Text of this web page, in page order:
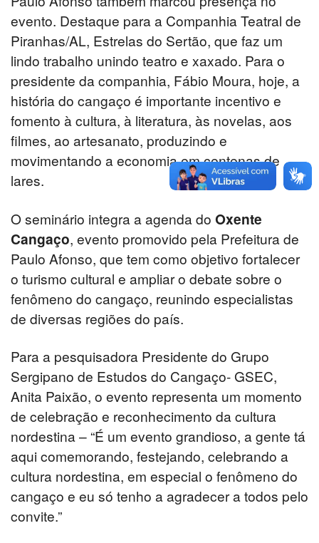
evento. Destaque para a Companhia Teatral de
Piranhas/AL, Estrelas do Sertão, que faz um
lindo trabalho unindo teatro e xaxado. Para o
presidente da companhia, Fábio Moura, hoje, a
história do cangaço é importante incentivo e
fomento à cultura, à literatura, às novelas, aos
filmes, ao artesanato, produzindo e
movimentando a economia em centenas de
lares.
O seminário integra a agenda do Oxente
Cangaço, evento promovido pela Prefeitura de
Paulo Afonso, que tem como objetivo fortalecer
o turismo cultural e ampliar o debate sobre o
fenômeno do cangaço, reunindo especialistas
de diversas regiões do país.
Para a pesquisadora Presidente do Grupo
Sergipano de Estudos do Cangaço- GSEC,
Anita Paixão, o evento representa um momento
de celebração e reconhecimento da cultura
nordestina – “É um evento grandioso, a gente tá
aqui comemorando, festejando, celebrando a
cultura nordestina, em especial o fenômeno do
cangaço e eu só tenho a agradecer a todos pelo
convite.”